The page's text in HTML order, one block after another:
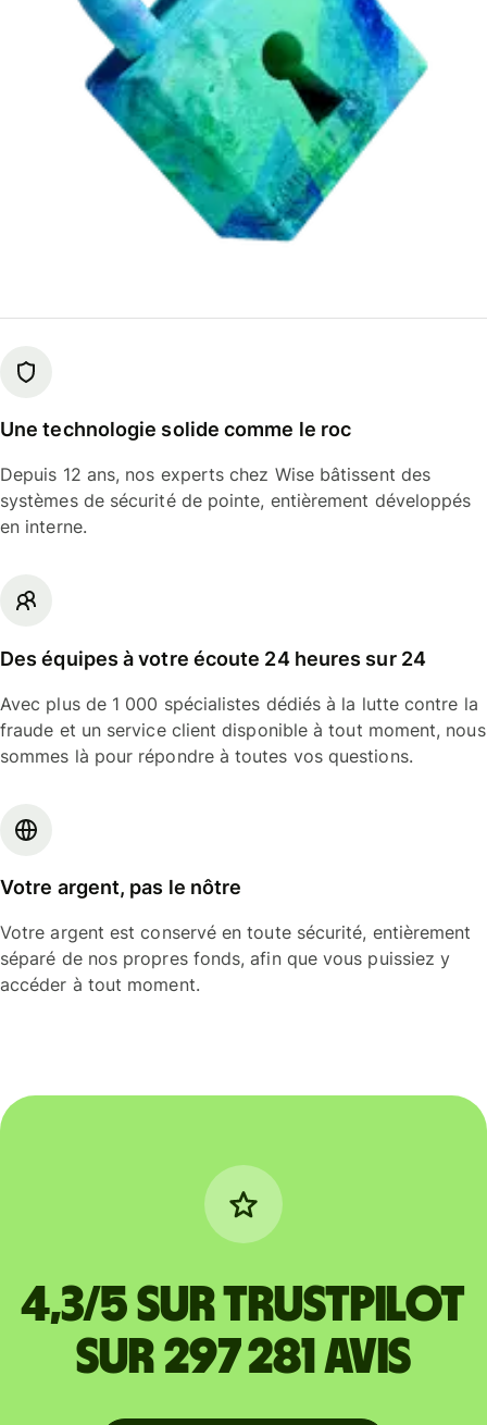
Une technologie solide comme le roc
Depuis 12 ans, nos experts chez Wise bâtissent des
systèmes de sécurité de pointe, entièrement développés
en interne.
Des équipes à votre écoute 24 heures sur 24
Avec plus de 1 000 spécialistes dédiés à la lutte contre la
fraude et un service client disponible à tout moment, nous
sommes là pour répondre à toutes vos questions.
Votre argent, pas le nôtre
Votre argent est conservé en toute sécurité, entièrement
séparé de nos propres fonds, afin que vous puissiez y
accéder à tout moment.
4,3/5 sur Trustpilot
sur 297 281 avis